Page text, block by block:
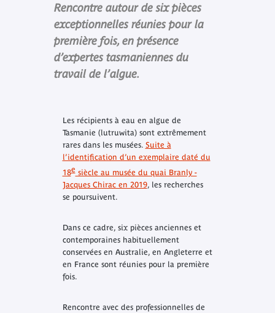
Rencontre autour de six pièces
exceptionnelles réunies pour la
première fois, en présence
d’expertes tasmaniennes du
travail de l’algue.
Les récipients à eau en algue de
Tasmanie (lutruwita) sont extrêmement
rares dans les musées. Suite à
l’identification d’un exemplaire daté du
18esiècle au musée du quai Branly -
Jacques Chirac en 2019, les recherches
se poursuivent.
Dans ce cadre, six pièces anciennes et
contemporaines habituellement
conservées en Australie, en Angleterre et
en France sont réunies pour la première
fois.
Rencontre avec des professionnelles de